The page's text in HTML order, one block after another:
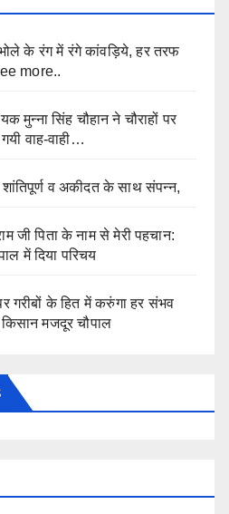
के रंग में रंगे कांवड़िये, हर तरफ
more..
मुन्ना सिंह चौहान ने चौराहों पर
वाह-वाही…
व अकीदत के साथ संपन्न,
जी पिता के नाम से मेरी पहचान:
में दिया परिचय
गरीबों के हित में करुंगा हर संभव
किसान मजदूर चौपाल